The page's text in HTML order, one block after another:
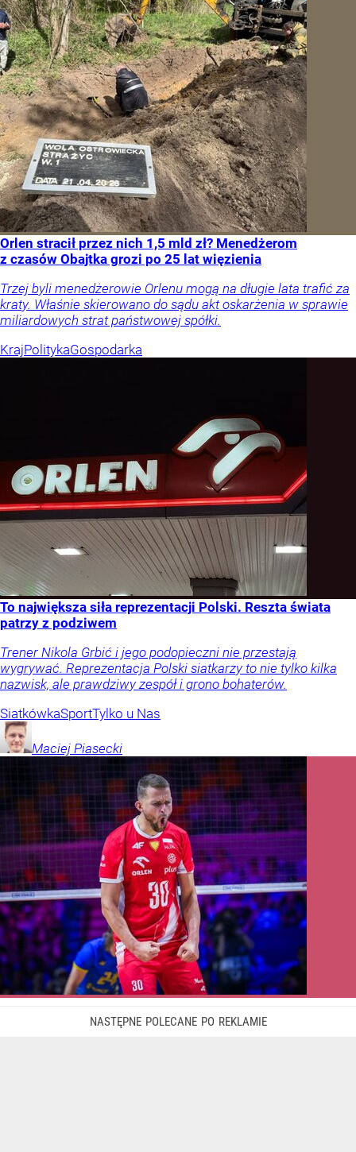
Orlen stracił przez nich 1,5 mld zł? Menedżerom
z czasów Obajtka grozi po 25 lat więzienia
Trzej byli menedżerowie Orlenu mogą na długie lata trafić za
kraty. Właśnie skierowano do sądu akt oskarżenia w sprawie
miliardowych strat państwowej spółki.
KrajPolitykaGospodarka
To największa siła reprezentacji Polski. Reszta świata
patrzy z podziwem
Trener Nikola Grbić i jego podopieczni nie przestają
wygrywać. Reprezentacja Polski siatkarzy to nie tylko kilka
nazwisk, ale prawdziwy zespół i grono bohaterów.
SiatkówkaSportTylko u Nas
Maciej Piasecki